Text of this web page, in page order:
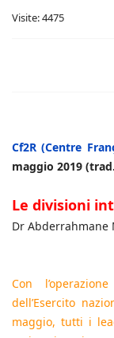
Visite: 4475
Cf2R (Centre
maggio 2019
Le divisioni
Dr Abderrahmane
Con
dell’Esercito
maggio, tutti i